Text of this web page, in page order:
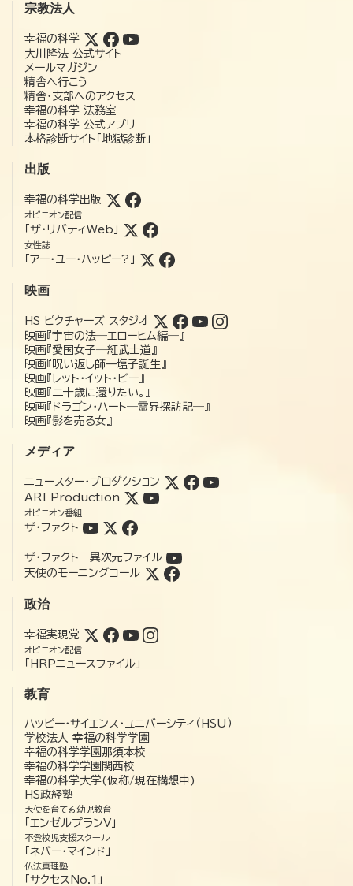
宗教法人
幸福の科学
大川隆法 公式サイト
メールマガジン
精舎へ行こう
精舎・支部へのアクセス
幸福の科学 法務室
幸福の科学 公式アプリ
本格診断サイト「地獄診断」
出版
幸福の科学出版
オピニオン配信
「ザ・リバティWeb」
女性誌
「アー・ユー・ハッピー?」
映画
HS ピクチャーズ スタジオ
映画『宇宙の法―エローヒム編―』
映画『愛国女子―紅武士道』
映画『呪い返し師—塩子誕生』
映画『レット・イット・ビー』
映画『二十歳に還りたい。』
映画『ドラゴン・ハート―霊界探訪記―』
映画『影を売る女』
メディア
ニュースター・プロダクション
ARI Production
オピニオン番組
ザ・ファクト
ザ・ファクト 異次元ファイル
天使のモーニングコール
政治
幸福実現党
オピニオン配信
「HRPニュースファイル」
教育
ハッピー・サイエンス・ユニバーシティ（HSU）
学校法人 幸福の科学学園
幸福の科学学園那須本校
幸福の科学学園関西校
幸福の科学大学(仮称/現在構想中)
HS政経塾
天使を育てる幼児教育
「エンゼルプランV」
不登校児支援スクール
「ネバー・マインド」
仏法真理塾
「サクセスNo.1」